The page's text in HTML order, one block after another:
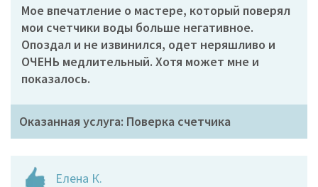
Мое впечатление о мастере, который поверял
мои счетчики воды больше негативное.
Опоздал и не извинился, одет неряшливо и
ОЧЕНЬ медлительный. Хотя может мне и
показалось.
Оказанная услуга: Поверка счетчика
Елена К.